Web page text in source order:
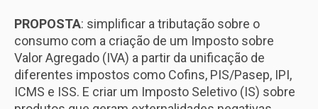
PROPOSTA: simplificar a tributação sobre o
consumo com a criação de um Imposto sobre
Valor Agregado (IVA) a partir da unificação de
diferentes impostos como Cofins, PIS/Pasep, IPI,
ICMS e ISS. E criar um Imposto Seletivo (IS) sobre